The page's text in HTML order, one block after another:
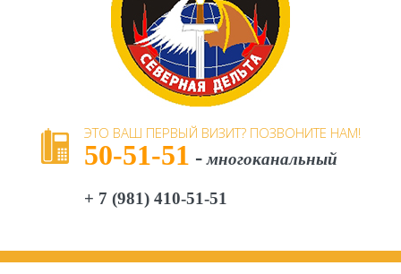
ЭТО ВАШ ПЕРВЫЙ ВИЗИТ? ПОЗВОНИТЕ НАМ!
50-51-51 -многоканальный
+ 7 (981) 410-51-51